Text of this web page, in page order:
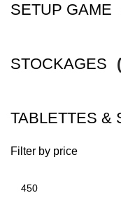
SETUP GAME
STOCKAGES
TABLETTES &
Filter by price